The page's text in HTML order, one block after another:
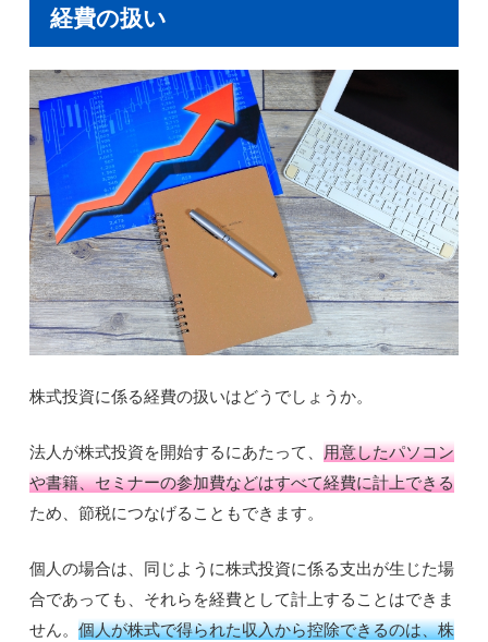
経費の扱い
株式投資に係る経費の扱いはどうでしょうか。
法人が株式投資を開始するにあたって、用意したパソコン
や書籍、セミナーの参加費などはすべて経費に計上できる
ため、節税につなげることもできます。
個人の場合は、同じように株式投資に係る支出が生じた場
合であっても、それらを経費として計上することはできま
せん。個人が株式で得られた収入から控除できるのは、株